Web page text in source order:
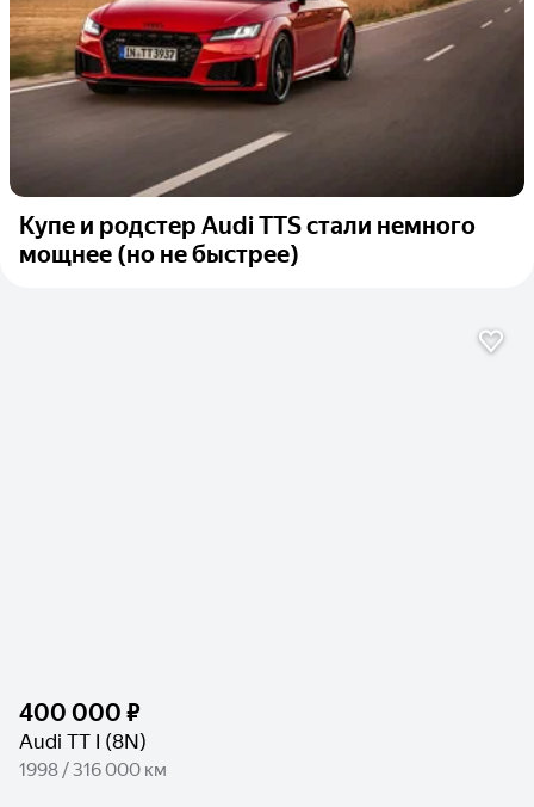
Купе и родстер Audi TTS стали немного
мощнее (но не быстрее)
400 000 ₽
Audi TT I (8N)
1998 / 316 000 км